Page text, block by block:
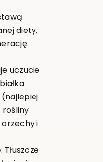
diety,
uczucie
rośliny
i
: Tłuszcze